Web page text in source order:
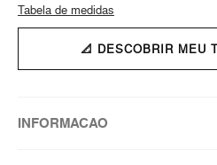
Tabela de medidas
📐 DESCOBRIR MEU
INFORMACAO